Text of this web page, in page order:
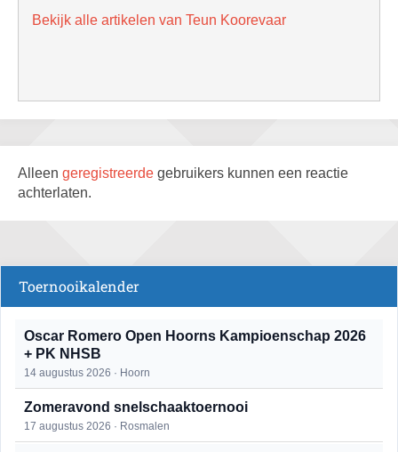
Bekijk alle artikelen van Teun Koorevaar
Alleen geregistreerde gebruikers kunnen een reactie
achterlaten.
Toernooikalender
Oscar Romero Open Hoorns Kampioenschap 2026
+ PK NHSB
14 augustus 2026 · Hoorn
Zomeravond snelschaaktoernooi
17 augustus 2026 · Rosmalen